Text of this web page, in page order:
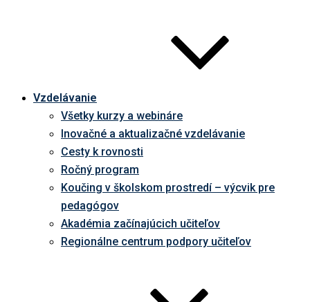
Vzdelávanie
Všetky kurzy a webináre
Inovačné a aktualizačné vzdelávanie
Cesty k rovnosti
Ročný program
Koučing v školskom prostredí – výcvik pre
pedagógov
Akadémia začínajúcich učiteľov
Regionálne centrum podpory učiteľov